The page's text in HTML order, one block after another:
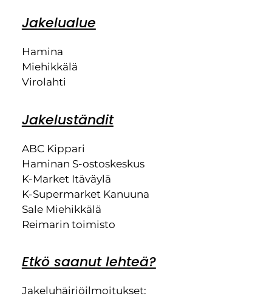
Jakelualue
Hamina
Miehikkälä
Virolahti
Jakeluständit
ABC Kippari
Haminan S-ostoskeskus
K-Market Itäväylä
K-Supermarket Kanuuna
Sale Miehikkälä
Reimarin toimisto
Etkö saanut lehteä?
Jakeluhäiriöilmoitukset: